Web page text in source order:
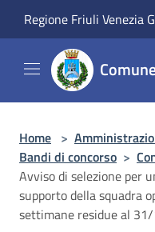
Regione Friuli Venezia
Home >
Bandi di concorso >
Avviso di selezione per
supporto della squadra
settimane residue al